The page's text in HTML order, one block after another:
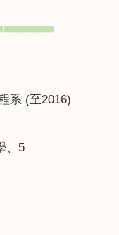
系 (至2016)
5